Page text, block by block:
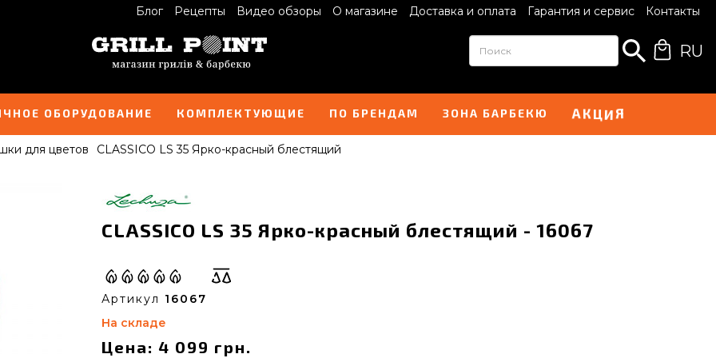
Блог Рецепты Видео обзоры О магазине Доставка и оплата Гарантия и сервис Контакты
RU
ОБОРУДОВАНИЕ КОМПЛЕКТУЮЩИЕ ПО БРЕНДАМ ЗОНА БАРБЕКЮ АКЦИЯ
для цветов CLASSICO LS 35 Ярко-красный блестящий
CLASSICO LS 35 Ярко-красный блестящий - 16067
Артикул 16067
На складе
Цена: 4 099 грн.